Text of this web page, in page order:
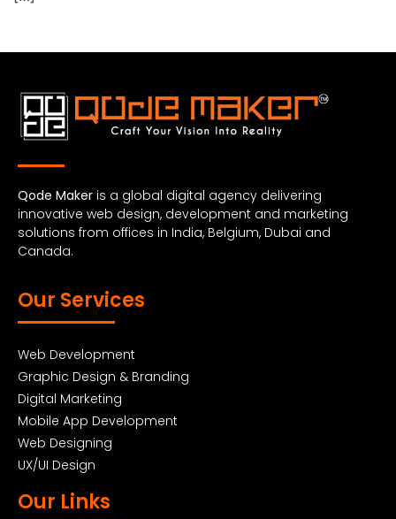
Qode Maker is a global digital agency delivering
innovative web design, development and marketing
solutions from offices in India, Belgium, Dubai and
Canada.
Our Services
Web Development
Graphic Design & Branding
Digital Marketing
Mobile App Development
Web Designing
UX/UI Design
Our Links